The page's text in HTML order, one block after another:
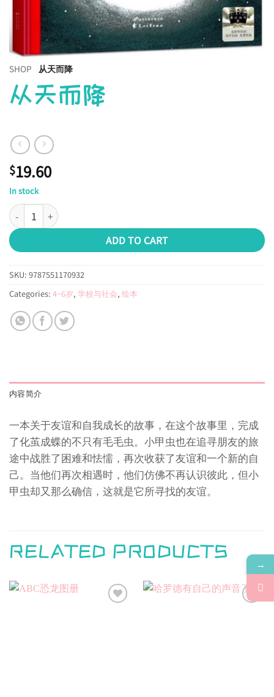
SHOP 从天而降
从天而降
$19.60
In stock
从天而降 quantity
ADD TO CART
SKU: 9787551170932
Categories: 4~6岁, 学校与社会, 绘本
内容简介
一本关于友谊和自我成长的故事，在这个故事里，完成
了化茧成蝶的不只有毛毛虫。小甲虫也在追寻朋友的旅
途中战胜了困难和怯懦，再次收获了友谊和一个新的自
己。当他们再次相遇时，他们仿佛不再认识彼此，但小
甲虫却又那么确信，这就是它所寻找的友谊。
RELATED PRODUCTS
→